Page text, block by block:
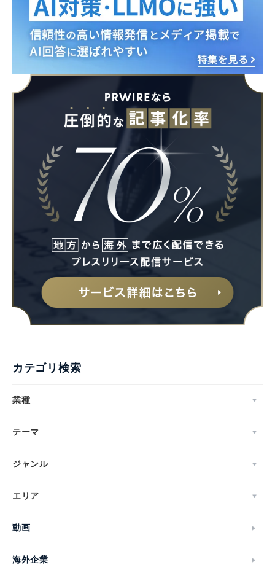
カテゴリ検索
業種
テーマ
ジャンル
エリア
動画
海外企業